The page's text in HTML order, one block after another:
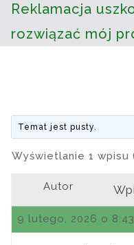
Reklamacja
rozwiązać mój
Temat jest pusty.
Wyświetlanie 1 wpisu
Autor
9 lutego, 2026 o